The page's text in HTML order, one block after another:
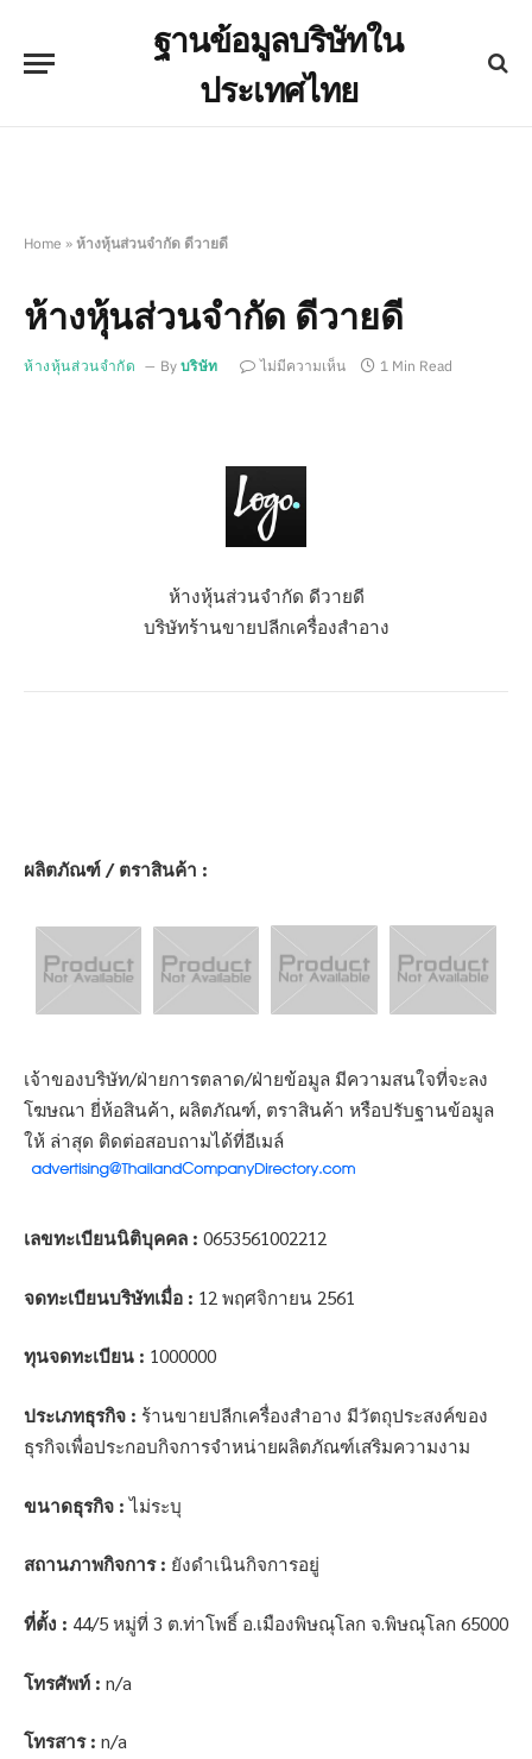
ฐานข้อมูลบริษัทใน
ประเทศไทย
Home » ห้างหุ้นส่วนจำกัด ดีวายดี
ห้างหุ้นส่วนจำกัด ดีวายดี
ห้างหุ้นส่วนจำกัด By บริษัท ไม่มีความเห็น 1 Min Read
ห้างหุ้นส่วนจำกัด ดีวายดี
บริษัทร้านขายปลีกเครื่องสำอาง
ผลิตภัณฑ์ / ตราสินค้า :
เจ้าของบริษัท/ฝ่ายการตลาด/ฝ่ายข้อมูล มีความสนใจที่จะลง
โฆษณา ยี่ห้อสินค้า, ผลิตภัณฑ์, ตราสินค้า หรือปรับฐานข้อมูล
ให้ ล่าสุด ติดต่อสอบถามได้ที่อีเมล์
เลขทะเบียนนิติบุคคล : 0653561002212
จดทะเบียนบริษัทเมื่อ : 12 พฤศจิกายน 2561
ทุนจดทะเบียน : 1000000
ประเภทธุรกิจ : ร้านขายปลีกเครื่องสำอาง มีวัตถุประสงค์ของ
ธุรกิจเพื่อประกอบกิจการจำหน่ายผลิตภัณฑ์เสริมความงาม
ขนาดธุรกิจ : ไม่ระบุ
สถานภาพกิจการ : ยังดำเนินกิจการอยู่
ที่ตั้ง : 44/5 หมู่ที่ 3 ต.ท่าโพธิ์ อ.เมืองพิษณุโลก จ.พิษณุโลก 65000
โทรศัพท์ : n/a
โทรสาร : n/a